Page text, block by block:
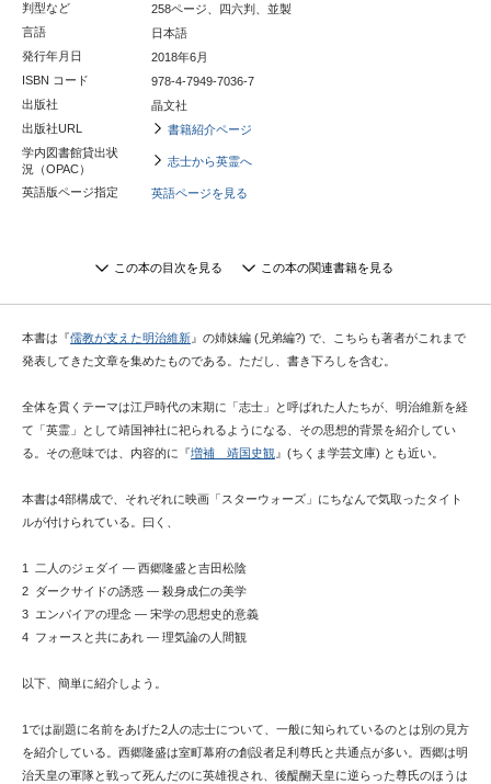
判型など
258ページ、四六判、並製
言語
日本語
発行年月日
2018年6月
ISBN コード
978-4-7949-7036-7
出版社
晶文社
出版社URL
書籍紹介ページ
学内図書館貸出状
況（OPAC）
志士から英霊へ
英語版ページ指定 英語ページを見る
この本の目次を見る この本の関連書籍を見る
本書は『儒教が支えた明治維新 』の姉妹編 (兄弟編?) で、こちらも著者がこれまで
発表してきた文章を集めたものである。ただし、書き下ろしを含む。
全体を貫くテーマは江戸時代の末期に「志士」と呼ばれた人たちが、明治維新を経
て「英霊」として靖国神社に祀られるようになる、その思想的背景を紹介してい
る。その意味では、内容的に『増補 靖国史観 』(ちくま学芸文庫) とも近い。
本書は4部構成で、それぞれに映画「スターウォーズ」にちなんで気取ったタイト
ルが付けられている。曰く、
1 二人のジェダイ ― 西郷隆盛と吉田松陰
2 ダークサイドの誘惑 ― 殺身成仁の美学
3 エンパイアの理念 ― 宋学の思想史的意義
4 フォースと共にあれ ― 理気論の人間観
以下、簡単に紹介しよう。
1では副題に名前をあげた2人の志士について、一般に知られているのとは別の見方
を紹介している。西郷隆盛は室町幕府の創設者足利尊氏と共通点が多い。西郷は明
治天皇の軍隊と戦って死んだのに英雄視され、後醍醐天皇に逆らった尊氏のほうは